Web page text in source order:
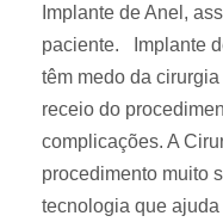
Implante de Anel,
paciente. Implante
têm medo da
receio do
complicações. A
procedimento muito
tecnologia que